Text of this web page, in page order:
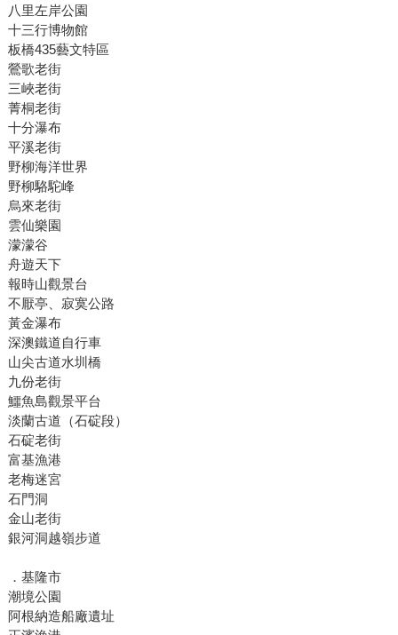
八里左岸公園
十三行博物館
板橋435藝文特區
鶯歌老街
三峽老街
菁桐老街
十分瀑布
平溪老街
野柳海洋世界
野柳駱駝峰
烏來老街
雲仙樂園
濛濛谷
舟遊天下
報時山觀景台
不厭亭、寂寞公路
黃金瀑布
深澳鐵道自行車
山尖古道水圳橋
九份老街
鱷魚島觀景平台
淡蘭古道（石碇段）
石碇老街
富基漁港
老梅迷宮
石門洞
金山老街
銀河洞越嶺步道
．基隆市
潮境公園
阿根納造船廠遺址